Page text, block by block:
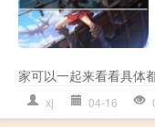
家可以一起来看看具体
xj 04-16